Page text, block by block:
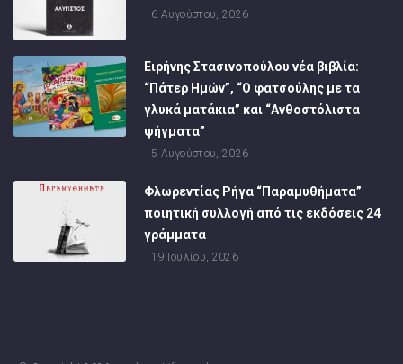
6 Αυγούστου, 2026
Ειρήνης Στασινοπούλου νέα βιβλία:
“Πάτερ Ημών”, “Ο φατσούλης με τα
γλυκά ματάκια” και “Ανθοστόλιστα
ψήγματα”
5 Αυγούστου, 2026
Φλωρεντίας Ρήγα “Παραμυθήματα”
ποιητική συλλογή από τις εκδόσεις 24
γράμματα
19 Ιουλίου, 2026